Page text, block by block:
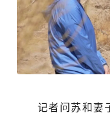
记者问苏和妻